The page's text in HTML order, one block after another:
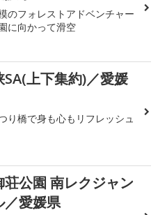
のフォレストアドベンチャー
に向かって滑空
SA(上下集約)／愛媛
り橋で身も心もリフレッシュ
荘公園 南レクジャン
／愛媛県